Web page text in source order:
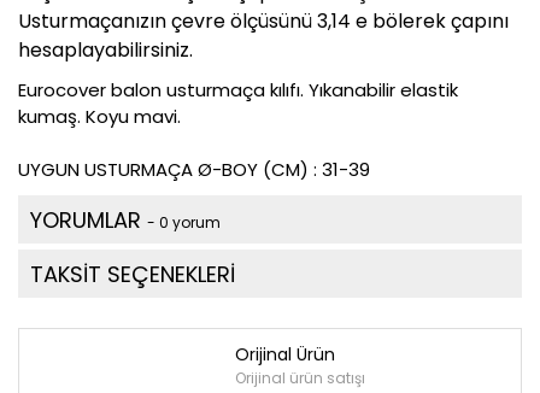
Usturmaçanızın çevre ölçüsünü 3,14 e bölerek çapını
hesaplayabilirsiniz.
Eurocover balon usturmaça kılıfı. Yıkanabilir elastik
kumaş. Koyu mavi.
UYGUN USTURMAÇA Ø-BOY (CM) : 31-39
YORUMLAR - 0 yorum
TAKSİT SEÇENEKLERİ
Orijinal Ürün
Orijinal ürün satışı